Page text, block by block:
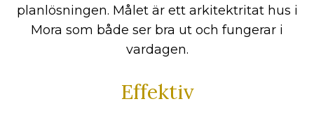
planlösningen. Målet är ett arkitektritat hus i
Mora som både ser bra ut och fungerar i
vardagen.
Effektiv